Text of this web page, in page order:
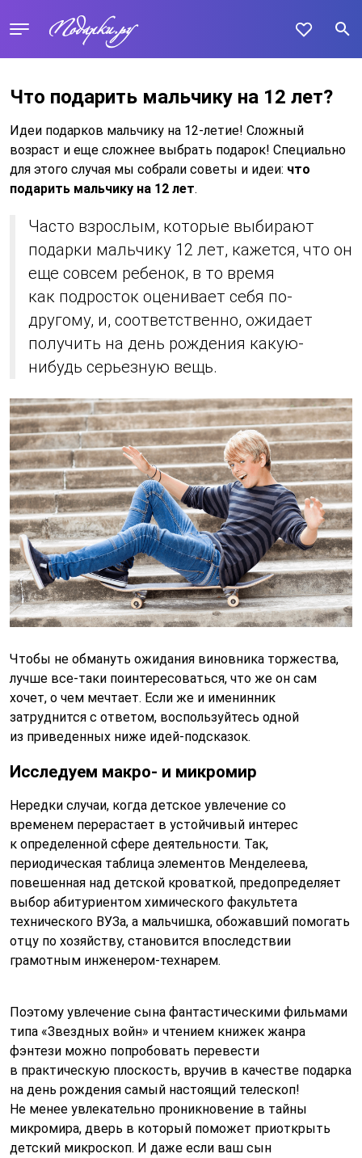
Что подарить мальчику на 12 лет?
Идеи подарков мальчику на 12-летие! Сложный
возраст и еще сложнее выбрать подарок! Специально
для этого случая мы собрали советы и идеи: что
подарить мальчику на 12 лет.
Часто взрослым, которые выбирают
подарки мальчику 12 лет, кажется, что он
еще совсем ребенок, в то время
как подросток оценивает себя по-
другому, и, соответственно, ожидает
получить на день рождения какую-
нибудь серьезную вещь.
Чтобы не обмануть ожидания виновника торжества,
лучше все-таки поинтересоваться, что же он сам
хочет, о чем мечтает. Если же и именинник
затруднится с ответом, воспользуйтесь одной
из приведенных ниже идей-подсказок.
Исследуем макро- и микромир
Нередки случаи, когда детское увлечение со
временем перерастает в устойчивый интерес
к определенной сфере деятельности. Так,
периодическая таблица элементов Менделеева,
повешенная над детской кроваткой, предопределяет
выбор абитуриентом химического факультета
технического ВУЗа, а мальчишка, обожавший помогать
отцу по хозяйству, становится впоследствии
грамотным инженером-технарем.
Поэтому увлечение сына фантастическими фильмами
типа «Звездных войн» и чтением книжек жанра
фэнтези можно попробовать перевести
в практическую плоскость, вручив в качестве подарка
на день рождения самый настоящий телескоп!
Не менее увлекательно проникновение в тайны
микромира, дверь в который поможет приоткрыть
детский микроскоп. И даже если ваш сын